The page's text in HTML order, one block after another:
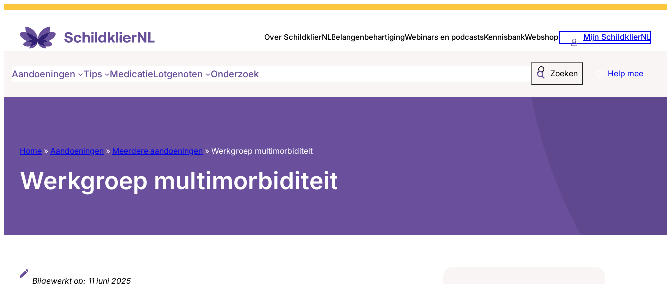
Over SchildklierNLBelangenbehartigingWebinars en podcastsKennisbankWebshop Mijn SchildklierNL
Aandoeningen Tips MedicatieLotgenoten Onderzoek
Zoeken
Help mee
Home » Aandoeningen » Meerdere aandoeningen » Werkgroep multimorbiditeit
Werkgroep multimorbiditeit
Bijgewerkt op: 11 juni 2025